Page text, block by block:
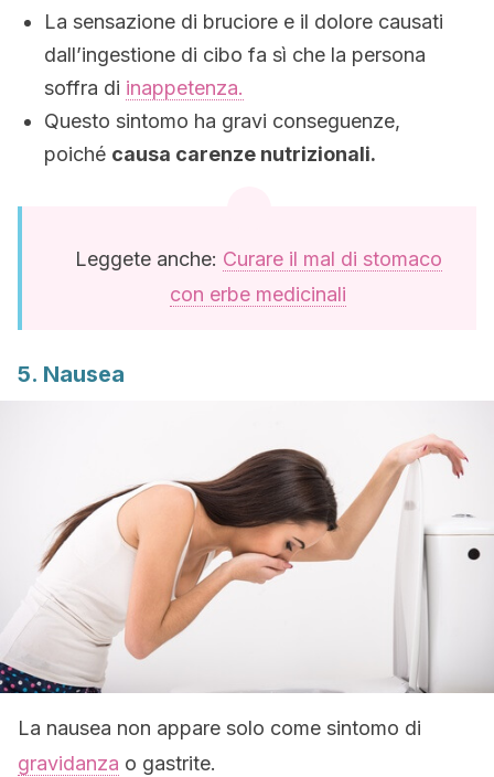
La sensazione di bruciore e il dolore causati
dall’ingestione di cibo fa sì che la persona
soffra di inappetenza.
Questo sintomo ha gravi conseguenze,
poiché causa carenze nutrizionali.
Leggete anche: Curare il mal di stomaco
con erbe medicinali
5. Nausea
La nausea non appare solo come sintomo di
gravidanza o gastrite.